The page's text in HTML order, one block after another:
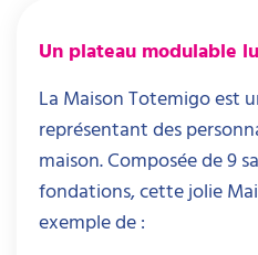
Un plateau modulable
La Maison Totemigo est
représentant des
maison. Composée de 9
fondations, cette jolie
exemple de :